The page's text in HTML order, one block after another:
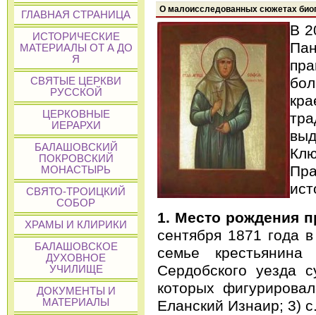
ГЛАВНАЯ СТРАНИЦА
ИСТОРИЧЕСКИЕ
МАТЕРИАЛЫ ОТ А ДО
Я
СВЯТЫЕ ЦЕРКВИ
РУССКОЙ
ЦЕРКОВНЫЕ
ИЕРАРХИ
БАЛАШОВСКИЙ
ПОКРОВСКИЙ
МОНАСТЫРЬ
СВЯТО-ТРОИЦКИЙ
СОБОР
ХРАМЫ И КЛИРИКИ
БАЛАШОВСКОЕ
ДУХОВНОЕ
УЧИЛИЩЕ
ДОКУМЕНТЫ И
МАТЕРИАЛЫ
О малоисследованных сюжетах
В
1. Место рождения
сентября 1871 года
семье
Сердобского уезда
которых
Еланский Изнаир; 3)